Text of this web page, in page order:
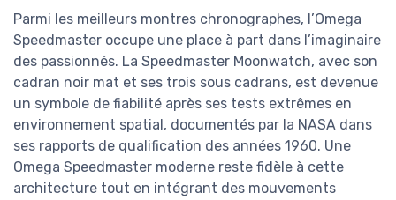
Parmi les meilleurs montres chronographes, l’Omega
Speedmaster occupe une place à part dans l’imaginaire
des passionnés. La Speedmaster Moonwatch, avec son
cadran noir mat et ses trois sous cadrans, est devenue
un symbole de fiabilité après ses tests extrêmes en
environnement spatial, documentés par la NASA dans
ses rapports de qualification des années 1960. Une
Omega Speedmaster moderne reste fidèle à cette
architecture tout en intégrant des mouvements